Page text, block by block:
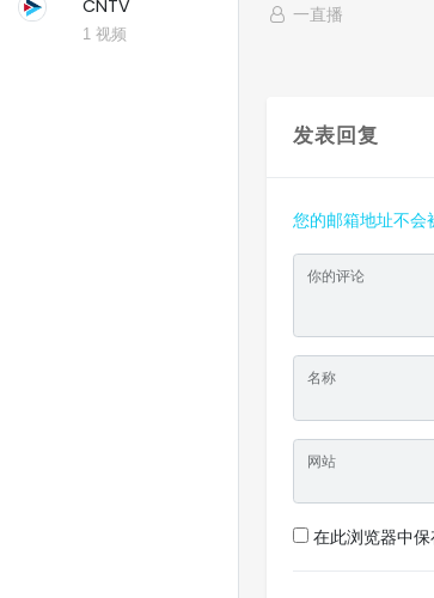
CNTV
1 视频
一直播
发表回复
您的邮箱地址不会
你的评论
名称
网站
在此浏览器中